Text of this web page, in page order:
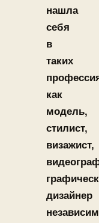
нашла
себя
в
таких
как
модель,
стилист,
визажист,
дизайнер